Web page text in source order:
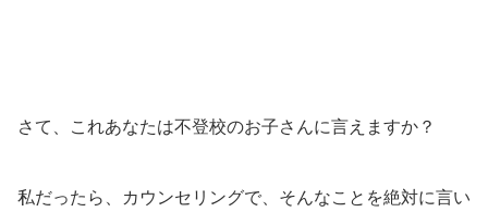
さて、これあなたは不登校のお子さんに言えますか？
私だったら、カウンセリングで、そんなことを絶対に言い